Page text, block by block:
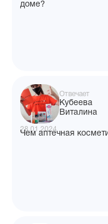
доме?
Отвечает
Кубеева
Виталина
28.01.2024
Чем аптечная